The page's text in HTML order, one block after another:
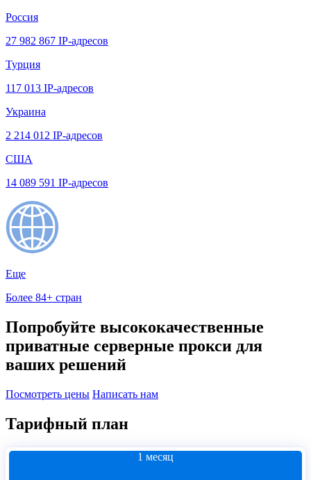
Россия
27 982 867 IP-адресов
Турция
117 013 IP-адресов
Украина
2 214 012 IP-адресов
США
14 089 591 IP-адресов
Еще
Более 84+ стран
Попробуйте высококачественные
приватные серверные прокси для
ваших решений
Посмотреть цены Написать нам
Тарифный план
1 месяц